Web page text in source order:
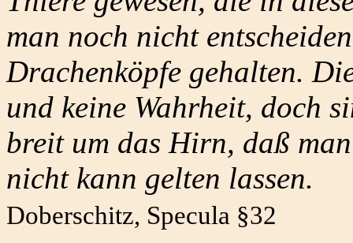
man noch nicht
Drachenköpfe gehalten.
und keine Wahrheit, doch
breit um das Hirn, daß
nicht kann gelten lassen.
Doberschitz, Specula §32